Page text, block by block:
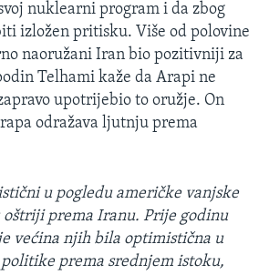
nuklearni program i da zbog
izložen pritisku. Više od polovine
naoružani Iran bio pozitivniji za
Telhami kaže da Arapi ne
upotrijebio to oružje. On
odražava ljutnju prema
u pogledu američke vanjske
oštriji prema Iranu. Prije godinu
većina njih bila optimistična u
prema srednjem istoku,